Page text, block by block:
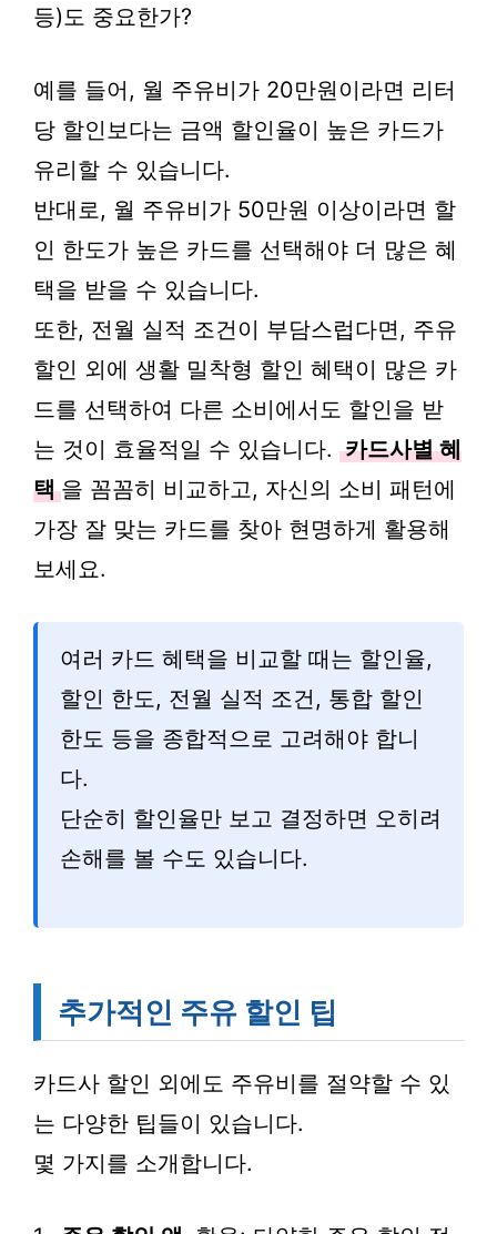
등)도 중요한가?
예를 들어, 월 주유비가 20만원이라면 리터
당 할인보다는 금액 할인율이 높은 카드가
유리할 수 있습니다.
반대로, 월 주유비가 50만원 이상이라면 할
인 한도가 높은 카드를 선택해야 더 많은 혜
택을 받을 수 있습니다.
또한, 전월 실적 조건이 부담스럽다면, 주유
할인 외에 생활 밀착형 할인 혜택이 많은 카
드를 선택하여 다른 소비에서도 할인을 받
는 것이 효율적일 수 있습니다. 카드사별 혜
택 을 꼼꼼히 비교하고, 자신의 소비 패턴에
가장 잘 맞는 카드를 찾아 현명하게 활용해
보세요.
여러 카드 혜택을 비교할 때는 할인율,
할인 한도, 전월 실적 조건, 통합 할인
한도 등을 종합적으로 고려해야 합니
다.
단순히 할인율만 보고 결정하면 오히려
손해를 볼 수도 있습니다.
추가적인 주유 할인 팁
카드사 할인 외에도 주유비를 절약할 수 있
는 다양한 팁들이 있습니다.
몇 가지를 소개합니다.